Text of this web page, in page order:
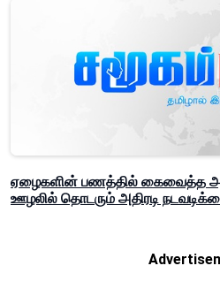
ஏழைகளின் பணத்தில் கைவைத்த
ஊழலில் தொடரும் அதிரடி